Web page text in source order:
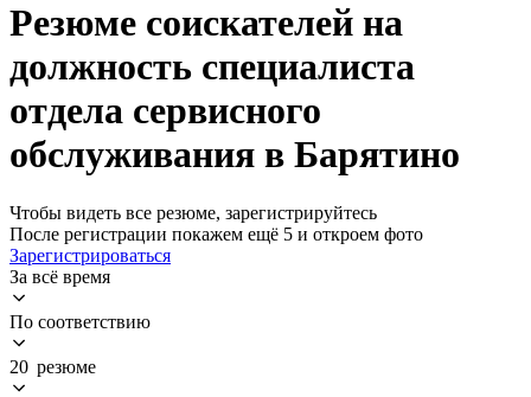
Резюме соискателей на
должность специалиста
отдела сервисного
обслуживания в Барятино
Чтобы видеть все резюме, зарегистрируйтесь
После регистрации покажем ещё 5 и откроем фото
Зарегистрироваться
За всё время
По соответствию
20 резюме